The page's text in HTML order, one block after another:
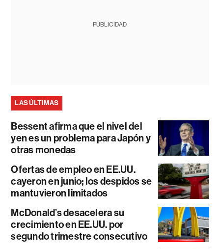
PUBLICIDAD
LAS ÚLTIMAS
Bessent afirma que el nivel del
yen es un problema para Japón y
otras monedas
Ofertas de empleo en EE.UU.
cayeron en junio; los despidos se
mantuvieron limitados
McDonald’s desacelera su
crecimiento en EE.UU. por
segundo trimestre consecutivo